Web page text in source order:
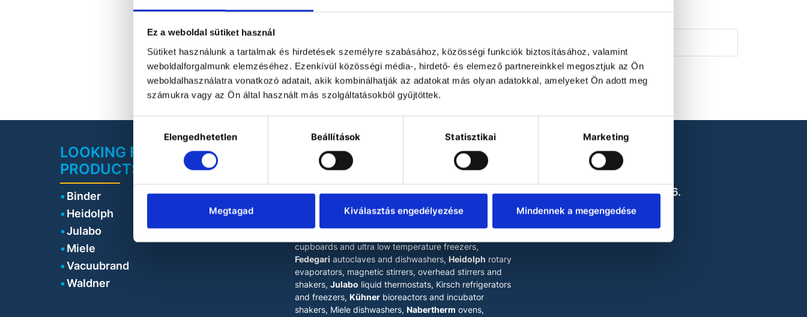
Ez a weboldal sütiket használ
Sütiket használunk a tartalmak és hirdetések személyre szabásához, közösségi funkciók biztosításához, valamint
weboldalforgalmunk elemzéséhez. Ezenkívül közösségi média-, hirdető- és elemező partnereinkkel megosztjuk az Ön
weboldalhasználatra vonatkozó adatait, akik kombinálhatják az adatokat más olyan adatokkal, amelyeket Ön adott meg
számukra vagy az Ön által használt más szolgáltatásokból gyűjtöttek.
Hozzájárulás
kiválasztásaElengedhetetlen Beállítások Statisztikai Marketing
Megtagad Kiválasztás engedélyezése Mindennek a megengedése
LOOKING FOR LABORATORY
PRODUCTS?
Binder
Heidolph
Julabo
Miele
Vacuubrand
Waldner
LABOKRAFT MÉRNÖKIRODA
KFT.
The main products of our company areBinderdrying
chambers, incubators, climate chambers, test
cupboards and ultra low temperature freezers,
Fedegari autoclaves and dishwashers, Heidolph rotary
evaporators, magnetic stirrers, overhead stirrers and
shakers,Julabo liquid thermostats, Kirsch refrigerators
and freezers,Kühner bioreactors and incubator
shakers, Miele dishwashers,Nabertherm ovens,
CONTACT US
Asbóth Oszkár utca 4. A/6.
office@labokraft.hu
Privacy policy